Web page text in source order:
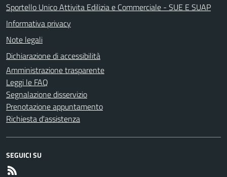
Sportello Unico Attivita Edilizia e Commerciale - SUE E SUAP
Informativa privacy
Note legali
Dichiarazione di accessibilità
Amministrazione trasparente
Leggi le FAQ
Segnalazione disservizio
Prenotazione appuntamento
Richiesta d'assistenza
SEGUICI SU